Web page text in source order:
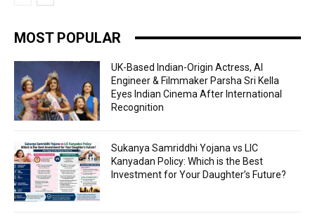
MOST POPULAR
UK-Based Indian-Origin Actress, AI
Engineer & Filmmaker Parsha Sri Kella
Eyes Indian Cinema After International
Recognition
Sukanya Samriddhi Yojana vs LIC
Kanyadan Policy: Which is the Best
Investment for Your Daughter’s Future?